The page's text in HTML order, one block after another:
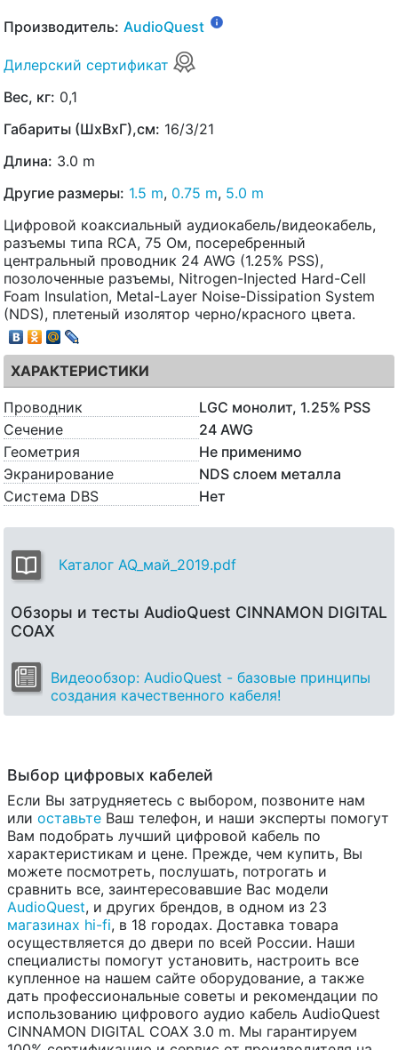
Производитель: AudioQuest
Дилерский сертификат
Вес, кг: 0,1
Габариты (ШхВхГ),см: 16/3/21
Длина: 3.0 m
Другие размеры: 1.5 m, 0.75 m, 5.0 m
Цифровой коаксиальный аудиокабель/видеокабель,
разъемы типа RCA, 75 Ом, посеребренный
центральный проводник 24 AWG (1.25% PSS),
позолоченные разъемы, Nitrogen-Injected Hard-Cell
Foam Insulation, Metal-Layer Noise-Dissipation System
(NDS), плетеный изолятор черно/красного цвета.
ХАРАКТЕРИСТИКИ
Проводник
LGC монолит, 1.25% PSS
Сечение
24 AWG
Геометрия
Не применимо
Экранирование
NDS слоем металла
Система DBS
Нет
Каталог AQ_май_2019.pdf
Обзоры и тесты AudioQuest CINNAMON DIGITAL
COAX
Видеообзор: AudioQuest - базовые принципы
создания качественного кабеля!
Выбор цифровых кабелей
Если Вы затрудняетесь с выбором, позвоните нам
или оставьте Ваш телефон, и наши эксперты помогут
Вам подобрать лучший цифровой кабель по
характеристикам и цене. Прежде, чем купить, Вы
можете посмотреть, послушать, потрогать и
сравнить все, заинтересовавшие Вас модели
AudioQuest, и других брендов, в одном из 23
магазинах hi-fi, в 18 городах. Доставка товара
осуществляется до двери по всей России. Наши
специалисты помогут установить, настроить все
купленное на нашем сайте оборудование, а также
дать профессиональные советы и рекомендации по
использованию цифрового аудио кабель AudioQuest
CINNAMON DIGITAL COAX 3.0 m. Мы гарантируем